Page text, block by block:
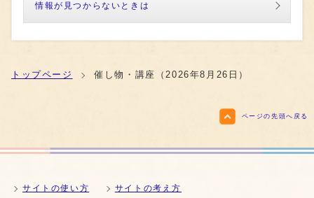
情報が見つからないときは
トップページ 催し物・講座（2026年8月26日）
ページの先頭へ戻る
サイトの使い方 サイトの考え方